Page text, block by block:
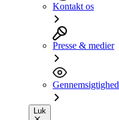
Kontakt os
Presse & medier
Gennemsigtighed
Luk